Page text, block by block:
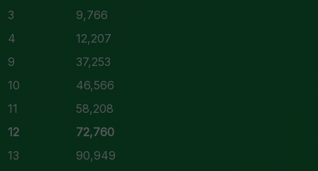
3
9,766
4
12,207
9
37,253
10
46,566
11
58,208
12
72,760
13
90,949